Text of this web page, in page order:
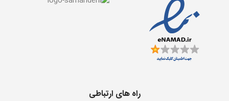
راه های ارتباطی